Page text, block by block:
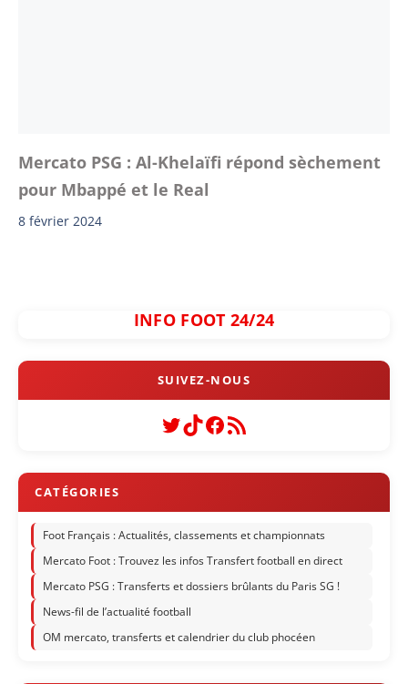
Mercato PSG : Al-Khelaïfi répond sèchement
pour Mbappé et le Real
8 février 2024
INFO FOOT 24/24
Twitter
TikTok
Facebook
Flux RSS
Foot Français : Actualités, classements et championnats
Mercato Foot : Trouvez les infos Transfert football en direct
Mercato PSG : Transferts et dossiers brûlants du Paris SG !
News-fil de l’actualité football
OM mercato, transferts et calendrier du club phocéen